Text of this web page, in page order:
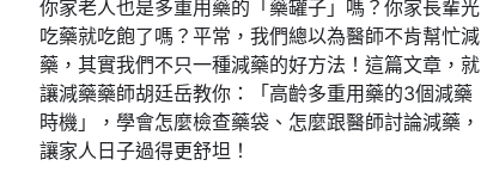
你家老人也是多重用藥的「藥罐子」嗎？你家長輩光
吃藥就吃飽了嗎？平常，我們總以為醫師不肯幫忙減
藥，其實我們不只一種減藥的好方法！這篇文章，就
讓減藥藥師胡廷岳教你：「高齡多重用藥的3個減藥
時機」，學會怎麼檢查藥袋、怎麼跟醫師討論減藥，
讓家人日子過得更舒坦！